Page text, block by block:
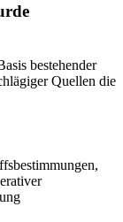
bestehender
Quellen die